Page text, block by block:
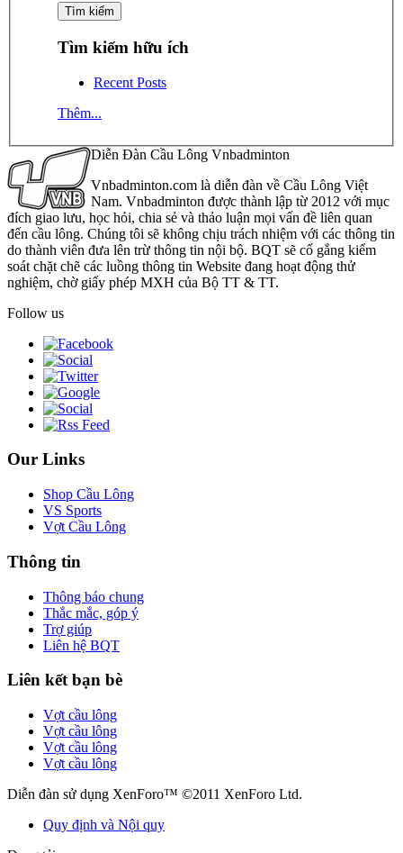
Tìm kiếm hữu ích
Recent Posts
Thêm...
Diễn Đàn Cầu Lông Vnbadminton
Vnbadminton.com là diễn đàn về Cầu Lông Việt
Nam. Vnbadminton được thành lập từ 2012 với mục
đích giao lưu, học hỏi, chia sẻ và thảo luận mọi vấn đề liên quan
đến cầu lông. Chúng tôi sẽ không chịu trách nhiệm với các thông tin
do thành viên đưa lên trừ thông tin nội bộ. BQT sẽ cố gắng kiểm
soát chặt chẽ các luồng thông tin Website đang hoạt động thử
nghiệm, chờ giấy phép MXH của Bộ TT & TT.
Follow us
Our Links
Shop Cầu Lông
VS Sports
Vợt Cầu Lông
Thông tin
Thông báo chung
Thắc mắc, góp ý
Trợ giúp
Liên hệ BQT
Liên kết bạn bè
Vợt cầu lông
Vợt cầu lông
Vợt cầu lông
Vợt cầu lông
Diễn đàn sử dụng XenForo™ ©2011 XenForo Ltd.
Quy định và Nội quy